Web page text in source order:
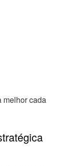
melhor cada